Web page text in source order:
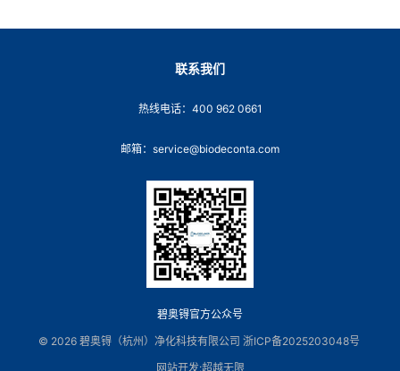
联系我们
热线电话：400 962 0661
邮箱：service@biodeconta.com
© 2026 碧奥锝（杭州）净化科技有限公司 浙ICP备2025203048号
网站开发:超越无限
碧奥锝官方公众号